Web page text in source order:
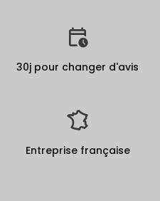
30j pour changer d'avis
Entreprise française